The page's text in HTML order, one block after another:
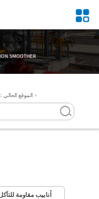
الموقع الحالي： >
أنابيب مقاومة